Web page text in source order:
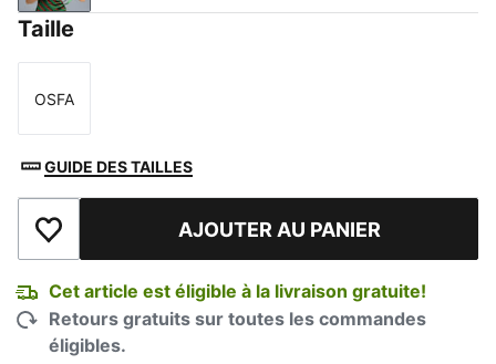
Taille
Taille
OSFA
GUIDE DES TAILLES
Ajouter à la liste de souhaits
AJOUTER AU PANIER
Cet article est éligible à la livraison gratuite!
Retours gratuits sur toutes les commandes
éligibles.